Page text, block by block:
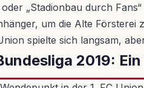
„Stadionbau durch
um die Alte
spielte sich langsam,
2019: